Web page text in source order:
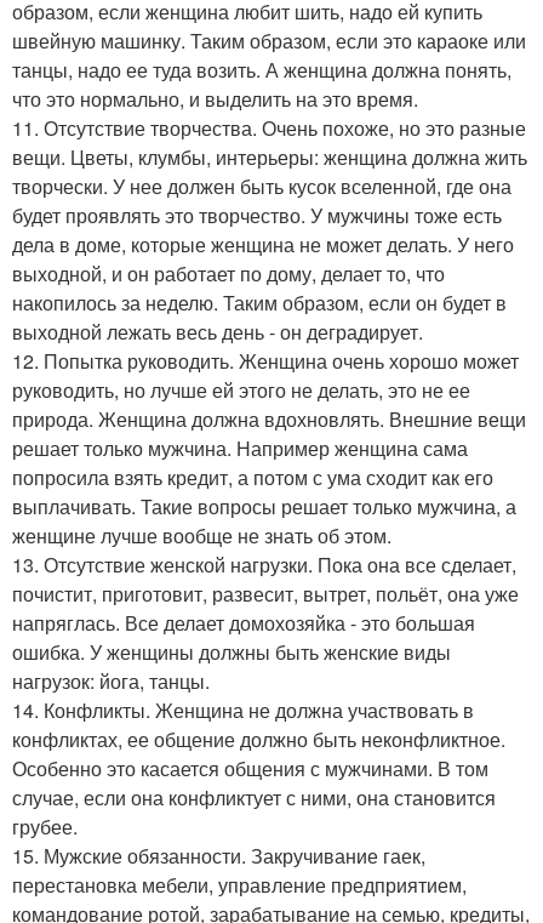
образом, если женщина любит шить, надо ей купить
швейную машинку. Таким образом, если это караоке или
танцы, надо ее туда возить. А женщина должна понять,
что это нормально, и выделить на это время.
11. Отсутствие творчества. Очень похоже, но это разные
вещи. Цветы, клумбы, интерьеры: женщина должна жить
творчески. У нее должен быть кусок вселенной, где она
будет проявлять это творчество. У мужчины тоже есть
дела в доме, которые женщина не может делать. У него
выходной, и он работает по дому, делает то, что
накопилось за неделю. Таким образом, если он будет в
выходной лежать весь день - он деградирует.
12. Попытка руководить. Женщина очень хорошо может
руководить, но лучше ей этого не делать, это не ее
природа. Женщина должна вдохновлять. Внешние вещи
решает только мужчина. Например женщина сама
попросила взять кредит, а потом с ума сходит как его
выплачивать. Такие вопросы решает только мужчина, а
женщине лучше вообще не знать об этом.
13. Отсутствие женской нагрузки. Пока она все сделает,
почистит, приготовит, развесит, вытрет, польёт, она уже
напряглась. Все делает домохозяйка - это большая
ошибка. У женщины должны быть женские виды
нагрузок: йога, танцы.
14. Конфликты. Женщина не должна участвовать в
конфликтах, ее общение должно быть неконфликтное.
Особенно это касается общения с мужчинами. В том
случае, если она конфликтует с ними, она становится
грубее.
15. Мужские обязанности. Закручивание гаек,
перестановка мебели, управление предприятием,
командование ротой, зарабатывание на семью, кредиты,